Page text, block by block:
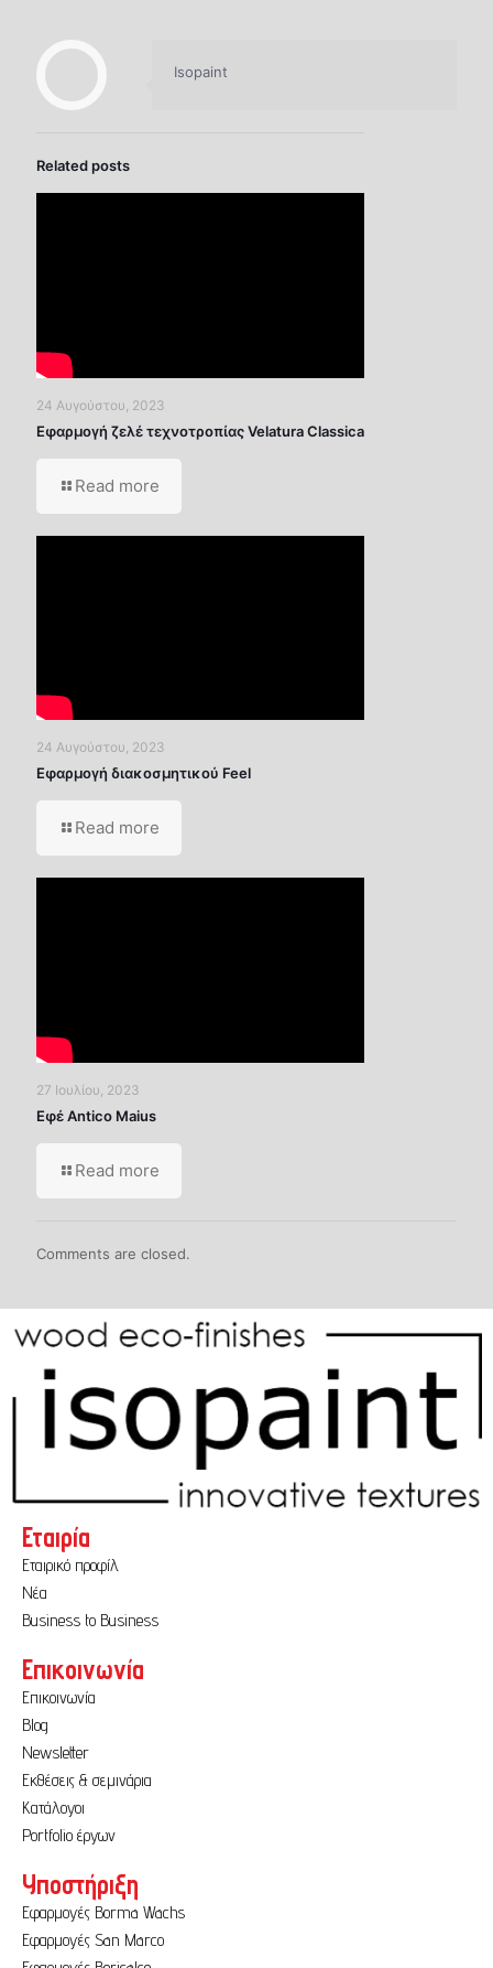
Isopaint
Related posts
24 Αυγούστου, 2023
Εφαρμογή ζελέ τεχνοτροπίας Velatura Classica
Read more
24 Αυγούστου, 2023
Εφαρμογή διακοσμητικού Feel
Read more
27 Ιουλίου, 2023
Εφέ Antico Maius
Read more
Comments are closed.
Εταιρία
Εταιρικό προφίλ
Νέα
Business to Business
Επικοινωνία
Επικοινωνία
Blog
Newsletter
Εκθέσεις & σεμινάρια
Κατάλογοι
Portfolio έργων
Υποστήριξη
Εφαρμογές Borma Wachs
Εφαρμογές San Marco